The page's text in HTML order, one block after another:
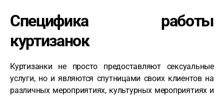
Специфика работы
куртизанок
Куртизанки не просто предоставляют сексуальные
услуги, но и являются спутницами своих клиентов на
различных мероприятиях, культурных мероприятиях и